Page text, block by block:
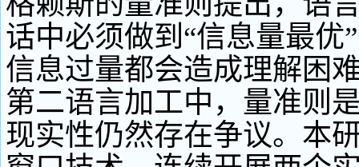
话中必须做到“信息量最优
信息过量都会造成理解困
第二语言加工中，量准则
现实性仍然存在争议。本